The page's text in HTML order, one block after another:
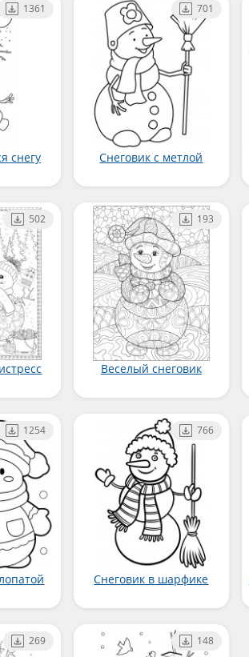
снегу
1361
Снеговик с метлой
701
502
Веселый снеговик
193
1254
Снеговик в шарфике
766
269 148